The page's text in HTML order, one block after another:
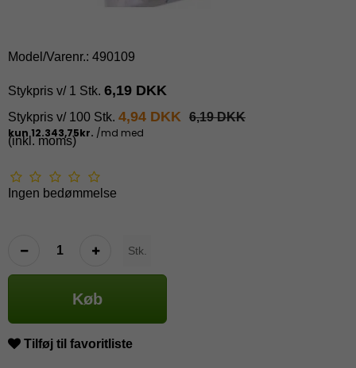
Model/Varenr.: 490109
Stykpris v/ 1 Stk. 6,19 DKK
Stykpris v/ 100 Stk. 4,94 DKK 6,19 DKK
(inkl. moms)
Ingen bedømmelse
Stk.
Køb
Tilføj til favoritliste